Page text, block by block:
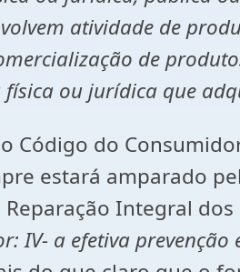
atividade de
de
física ou jurídica que
Código do
estará amparado
Integral
IV- a efetiva